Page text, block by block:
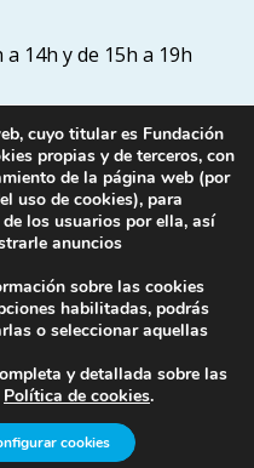
14h y de 15h a 19h
Todos los
cuyo titular es Fundación
propias y de terceros, con
de la página web (por
uso de cookies), para
los usuarios por ella, así
anuncios
sobre las cookies
habilitadas, podrás
o seleccionar aquellas
y detallada sobre las
Política de cookies.
cookies